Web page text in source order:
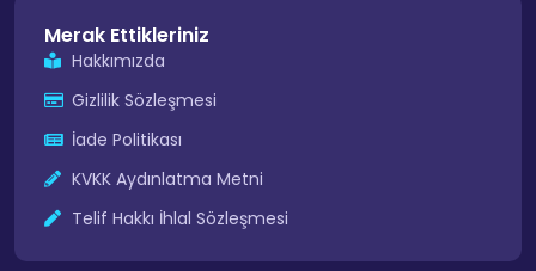
Merak Ettikleriniz
Hakkımızda
Gizlilik Sözleşmesi
İade Politikası
KVKK Aydınlatma Metni
Telif Hakkı İhlal Sözleşmesi